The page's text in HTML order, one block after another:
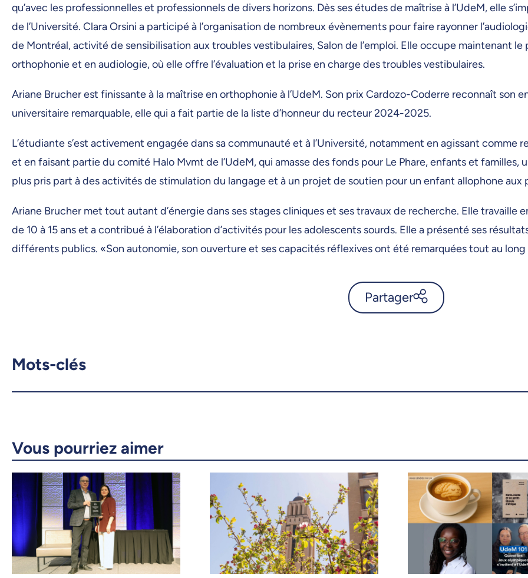
qu’avec les professionnelles et professionnels de divers horizons. Dès ses études de maîtrise à l’UdeM, elle
de l’Université. Clara Orsini a participé à l’organisation de nombreux évènements pour faire rayonner
de Montréal, activité de sensibilisation aux troubles vestibulaires, Salon de l’emploi. Elle occupe maintenant
orthophonie et en audiologie, où elle offre l’évaluation et la prise en charge des troubles vestibulaires.
Ariane Brucher est finissante à la maîtrise en orthophonie à l’UdeM. Son prix Cardozo-Coderre reconnaît son
universitaire remarquable, elle qui a fait partie de la liste d’honneur du recteur 2024-2025.
L’étudiante s’est activement engagée dans sa communauté et à l’Université, notamment en agissant
et en faisant partie du comité Halo Mvmt de l’UdeM, qui amasse des fonds pour Le Phare, enfants et familles,
plus pris part à des activités de stimulation du langage et à un projet de soutien pour un enfant allophone
Ariane Brucher met tout autant d’énergie dans ses stages cliniques et ses travaux de recherche. Elle travaille
de 10 à 15 ans et a contribué à l’élaboration d’activités pour les adolescents sourds. Elle a présenté ses
différents publics. «Son autonomie, son ouverture et ses capacités réflexives ont été remarquées tout au long
Partager
X.com Facebook
Mots-clés
Vous pourriez aimer